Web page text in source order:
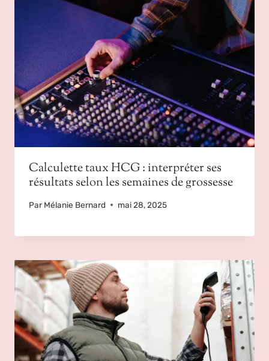
Calculette taux HCG : interpréter ses
résultats selon les semaines de grossesse
Par Mélanie Bernard mai 28, 2025